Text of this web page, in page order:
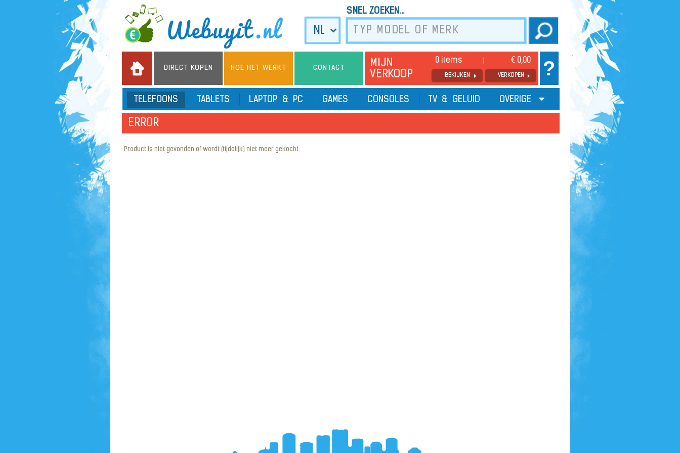
SNEL ZOEKEN...
DIRECT KOPEN HOE HET WERKT CONTACT
MIJN
VERKOOP
0 items € 0,00
BEKIJKEN VERKOPEN ?
TELEFOONS TABLETS LAPTOP & PC GAMES CONSOLES TV & GELUID OVERIGE
ERROR
Product is niet gevonden of wordt (tijdelijk) niet meer gekocht.